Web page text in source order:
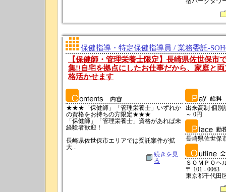
保健指導・特定保健指導員 / 業務委託-
【保健師・管理栄養士限定】長崎県佐世保市
集!!自宅を拠点にしたお仕事だから、家庭と
格活かせます
★★★「保健師」「管理栄養士」いずれか
の資格をお持ちの方限定★★★
「保健師」「管理栄養士」資格があれば未
経験者歓迎！
長崎県佐世保市エリアでは受託案件が拡
大...
続きを見
る
出来高制 個別
～ 0円
長崎県佐世保
ＳＯＭＰＯヘ
〒 101 - 0063
東京都千代田